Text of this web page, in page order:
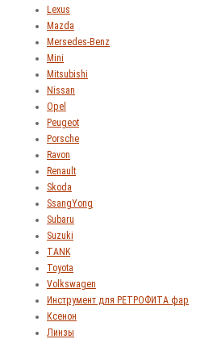
Lexus
Mazda
Mersedes-Benz
Mini
Mitsubishi
Nissan
Opel
Peugeot
Porsche
Ravon
Renault
Skoda
SsangYong
Subaru
Suzuki
TANK
Toyota
Volkswagen
Инструмент для РЕТРОФИТА фар
Ксенон
Линзы